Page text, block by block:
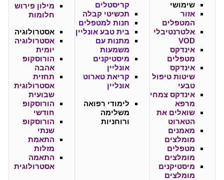
שימושי
אזור
המטפלים
אלטרנטיבלי
VOD
אינדקס
מטפלים
אינדקס
שיטות טיפול
טבעי
אינדקס צמחי
מרפא
שואלים את
הטארוט
מאמנים
מומלצים
מטפלים
מומלצים
מיסטיקנים
מומלצים
קריסטלים
תכשיטי קבלה
חנות למטפלים
בית טבע אונליין
מתנות עם
משמעות
מיסטיקנים
אונליין
קריאת טארוט
אונליין
לימודי רפואה
משלימה
ורוחניות
מילון פירוש
חלומות
אסטרולוגיה
אסטרולוגיה
יומית
הורוסקופ
אהבה
תחזית
אסטרולוגית
שבועית
הורוסקופ
חודשי
הורוסקופ
שנתי
התאמת
מזלות
התאמה
אסטרולוגית